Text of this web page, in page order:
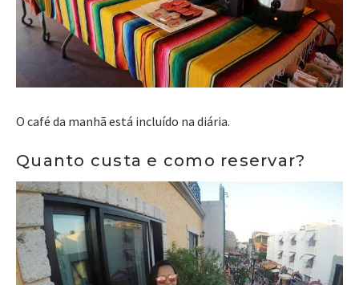
O café da manhã está incluído na diária.
Quanto custa e como reservar?